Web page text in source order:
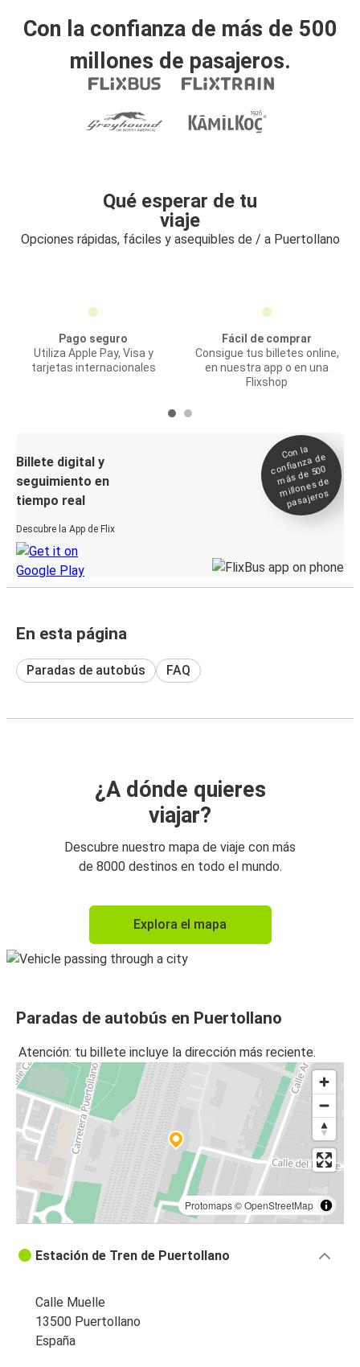
Con la confianza de más de 500
millones de pasajeros.
Qué esperar de tu
viaje
Opciones rápidas, fáciles y asequibles de / a Puertollano
Pago seguro
Utiliza Apple Pay, Visa y
tarjetas internacionales
Fácil de comprar
Consigue tus billetes online,
en nuestra app o en una
Flixshop
Billete digital y
seguimiento en
tiempo real
Descubre la App de Flix
Con la
confianza de
más de 500
millones de
pasajeros
En esta página
Paradas de autobús FAQ
¿A dónde quieres
viajar?
Descubre nuestro mapa de viaje con más
de 8000 destinos en todo el mundo.
Explora el mapa
Paradas de autobús en Puertollano
Atención: tu billete incluye la dirección más reciente.
Protomaps©OpenStreetMap
Estación de Tren de Puertollano
Calle Muelle
13500 Puertollano
España